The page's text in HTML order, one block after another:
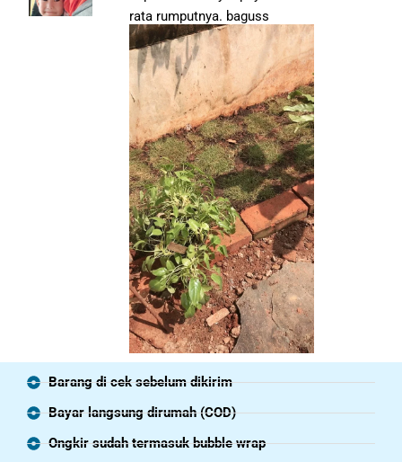
rata rumputnya. baguss
Barang di cek sebelum dikirim
Bayar langsung dirumah (COD)
Ongkir sudah termasuk bubble wrap